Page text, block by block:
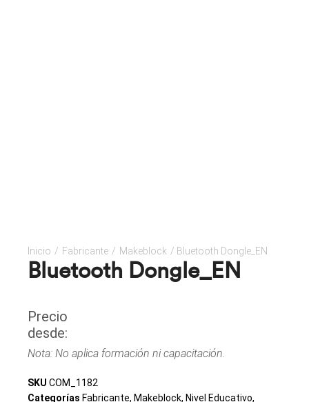
Inicio / Fabricante / Makeblock / Bluetooth Dongle_EN
Bluetooth Dongle_EN
Precio
desde:
Nota: No aplica formación ni capacitación.
SKU COM_1182
Categorías Fabricante, Makeblock, Nivel Educativo,